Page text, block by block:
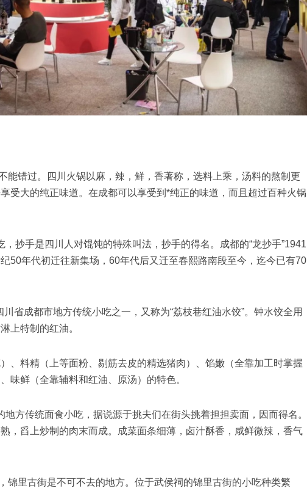
能错过。四川火锅以麻，辣，鲜，香著称，选料上乘，汤料的熬制更
受大的纯正味道。在成都可以享受到*纯正的味道，而且超过百种火锅
抄手是四川人对馄饨的特殊叫法，抄手的得名。成都的“龙抄手”1941
50年代初迁往新集场，60年代后又迁至春熙路南段至今，迄今已有70
川省成都市地方传统小吃之一，又称为“荔枝巷红油水饺”。钟水饺全用
上特制的红油。
、料精（上等面粉、剔筋去皮的精选猪肉）、馅嫩（全靠加工时掌握
味鲜（全靠辅料和红油、原汤）的特色。
方传统面食小吃，据说源于挑夫们在街头挑着担担卖面，因而得名。
，舀上炒制的肉末而成。成菜面条细薄，卤汁酥香，咸鲜微辣，香气
锦里古街是不可不去的地方。位于武侯祠的锦里古街的小吃种类繁